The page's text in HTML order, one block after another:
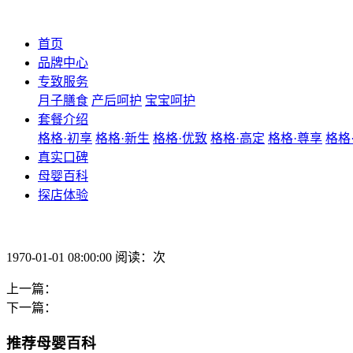
首页
品牌中心
专致服务
月子膳食 产后呵护 宝宝呵护
套餐介绍
格格·初享 格格·新生 格格·优致 格格·高定 格格·尊享 格格
真实口碑
母婴百科
探店体验
1970-01-01 08:00:00 阅读：次
上一篇：
下一篇：
推荐母婴百科